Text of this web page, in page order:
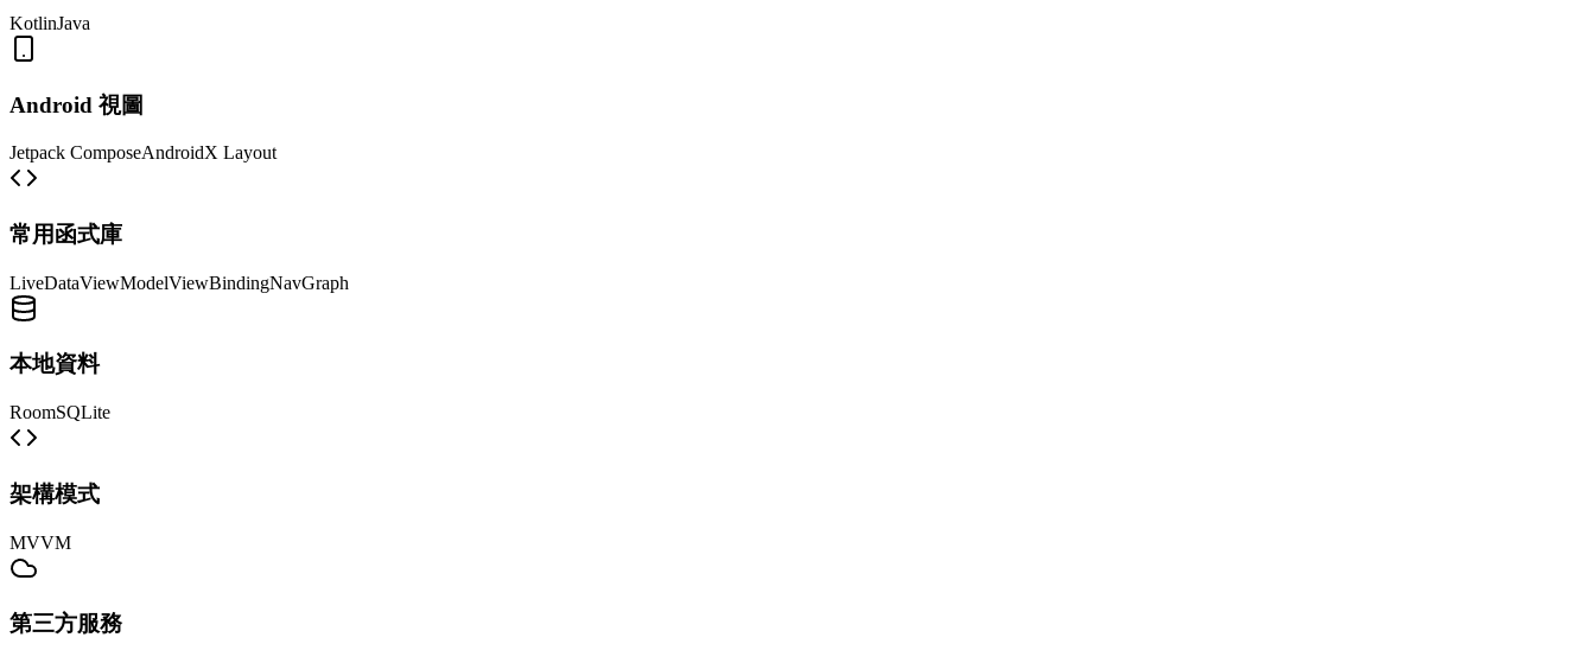
KotlinJava
Android 視圖
Jetpack ComposeAndroidX Layout
常用函式庫
LiveDataViewModelViewBindingNavGraph
本地資料
RoomSQLite
架構模式
MVVM
第三方服務